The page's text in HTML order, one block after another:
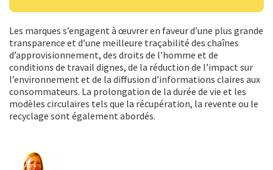
Les marques s’engagent à œuvrer en faveur d’une plus grande
transparence et d’une meilleure traçabilité des chaînes
d’approvisionnement, des droits de l’homme et de
conditions de travail dignes, de la réduction de l’impact sur
l’environnement et de la diffusion d’informations claires aux
consommateurs. La prolongation de la durée de vie et les
modèles circulaires tels que la récupération, la revente ou le
recyclage sont également abordés.